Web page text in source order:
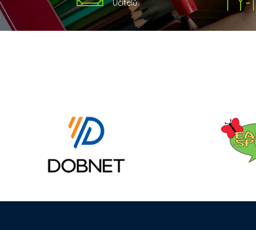
Učitelů